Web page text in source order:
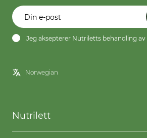
Jeg aksepterer Nutriletts behandling av
Nutrilett
Kontakt oss